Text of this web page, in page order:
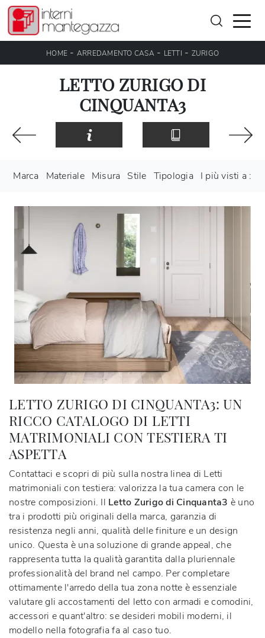
HOME - ARREDAMENTO CASA- LETTI - ZURIGO
LETTO ZURIGO DI
CINQUANTA3
Marca Materiale Misura Stile Tipologia I più visti a :
LETTO ZURIGO DI CINQUANTA3: UN
RICCO CATALOGO DI LETTI
MATRIMONIALI CON TESTIERA TI
ASPETTA
Contattaci e scopri di più sulla nostra linea di Letti
matrimoniali con testiera: valorizza la tua camera con le
nostre composizioni. Il Letto Zurigo di Cinquanta3 è uno
tra i prodotti più originali della marca, garanzia di
resistenza negli anni, qualità delle finiture e un design
unico. Questa è una soluzione di grande appeal, che
rappresenta tutta la qualità garantita dalla pluriennale
professionalità del brand nel campo. Per completare
ottimamente l'arredo della tua zona notte è essenziale
valutare gli accostamenti del letto con armadi e comodini,
accessori e quant'altro: se desideri mobili moderni, il
modello nella fotografia fa al caso tuo.